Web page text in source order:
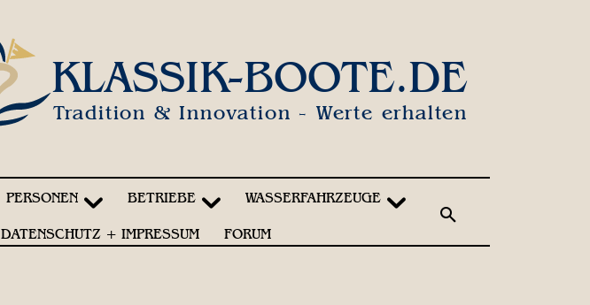
KLASSIK-BOOTE.DE
Tradition & Innovation - Werte erhalten
PERSONEN BETRIEBE WASSERFAHRZEUGE
DATENSCHUTZ + IMPRESSUM FORUM